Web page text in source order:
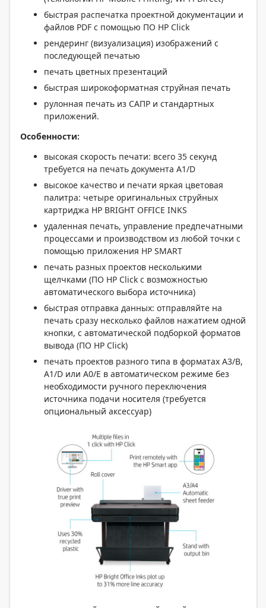
быстрая распечатка проектной документации и
файлов PDF с помощью ПО HP Click
рендеринг (визуализация) изображений с
последующей печатью
печать цветных презентаций
быстрая широкоформатная струйная печать
рулонная печать из САПР и стандартных
приложений.
Особенности:
высокая скорость печати: всего 35 секунд
требуется на печать документа A1/D
высокое качество и печати яркая цветовая
палитра: четыре оригинальных струйных
картриджа HP BRIGHT OFFICE INKS
удаленная печать, управление предпечатными
процессами и производством из любой точки с
помощью приложения HP SMART
печать разных проектов несколькими
щелчками (ПО HP Click с возможностью
автоматического выбора источника)
быстрая отправка данных: отправляйте на
печать сразу несколько файлов нажатием одной
кнопки, с автоматической подборкой форматов
вывода (ПО HP Click)
печать проектов разного типа в форматах A3/B,
A1/D или A0/E в автоматическом режиме без
необходимости ручного переключения
источника подачи носителя (требуется
опциональный аксессуар)